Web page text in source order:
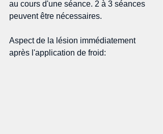
au cours d'une séance. 2 à 3 séances
peuvent être nécessaires.
Aspect de la lésion immédiatement
après l'application de froid: